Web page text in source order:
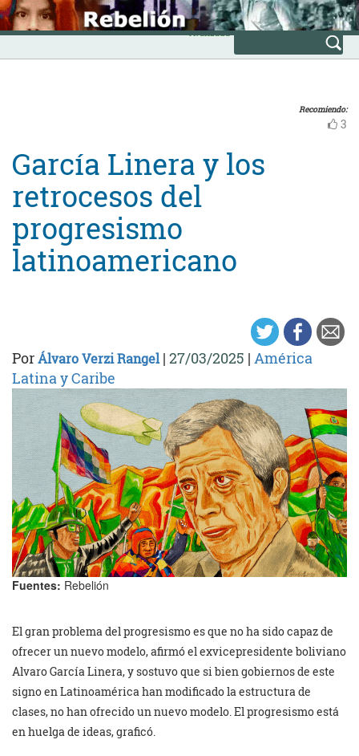
Skip
to
content
INICIO
Avanzada
Recomiendo:
3
García Linera y los
retrocesos del
progresismo
latinoamericano
PorÁlvaro Verzi Rangel| 27/03/2025 | América
Latina y Caribe
Fuentes: Rebelión
El gran problema del progresismo es que no ha sido capaz de
ofrecer un nuevo modelo, afirmó el exvicepresidente boliviano
Alvaro García Linera, y sostuvo que si bien gobiernos de este
signo en Latinoamérica han modificado la estructura de
clases, no han ofrecido un nuevo modelo. El progresismo está
en huelga de ideas, graficó.